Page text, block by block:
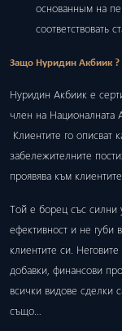
основанным на
соответствовать
Защо Нуридин Акбиик ?
Нуридин Акбиик е
член на Националната
Клиентите го описват
забележителните
проявява към
Той е борец със силни
ефективност и не губи
клиентите си.
добавки, финансови
всички видове сделки
също…